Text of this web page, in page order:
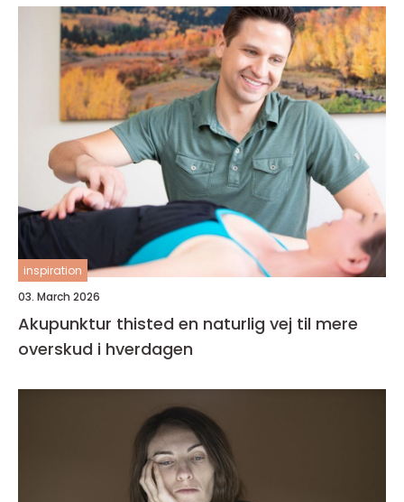
inspiration
03. March 2026
Akupunktur thisted en naturlig vej til mere
overskud i hverdagen